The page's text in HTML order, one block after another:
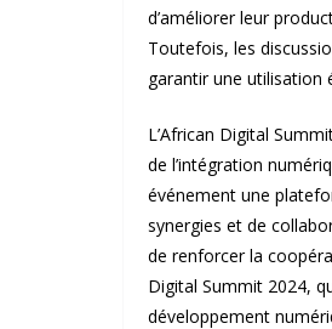
d’améliorer leur
Toutefois, les
garantir une utilisation
L’African Digital
de l’intégration
événement une
synergies et de
de renforcer la
Digital Summit 2024,
développement